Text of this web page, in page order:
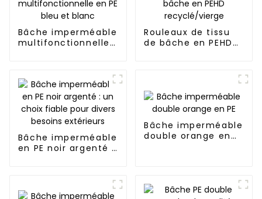
Bâche imperméable
multifonctionnelle
Rouleaux de tissu
de bâche en PEHD
Bâche imperméable
en PE noir argenté :
Bâche imperméable
double orange en